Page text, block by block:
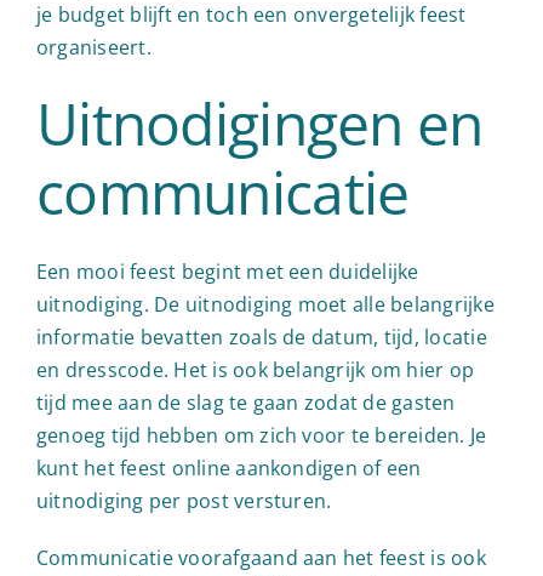
je budget blijft en toch een onvergetelijk feest
organiseert.
Uitnodigingen en
communicatie
Een mooi feest begint met een duidelijke
uitnodiging. De uitnodiging moet alle belangrijke
informatie bevatten zoals de datum, tijd, locatie
en dresscode. Het is ook belangrijk om hier op
tijd mee aan de slag te gaan zodat de gasten
genoeg tijd hebben om zich voor te bereiden. Je
kunt het feest online aankondigen of een
uitnodiging per post versturen.
Communicatie voorafgaand aan het feest is ook